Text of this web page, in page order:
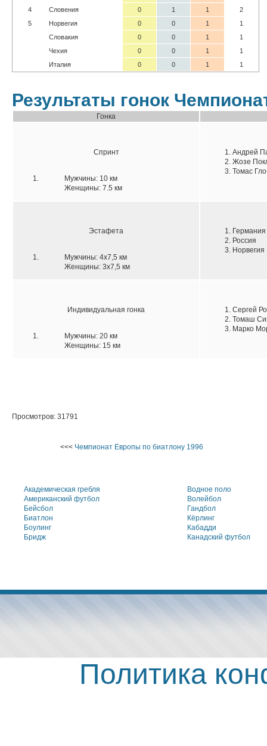
4
Словения 0 1 1
2
5
Норвегия 0 0 1
1
Словакия
0 0 1
1
Чехия
0 0 1
1
Италия
0 0 1 1
Результаты гонок
Гонка
Спринт
Мужчины: 10 км
Женщины: 7.5 км
1. Андрей
2. Жозе
3. Томас
Эстафета
Мужчины: 4х7,5 км
Женщины: 3х7,5 км
1. Германия
2. Россия
3. Норвегия
Индивидуальная гонка
Мужчины: 20 км
Женщины: 15 км
1. Сергей
2. Томаш
3. Марко
Просмотров: 31791
<<< Чемпионат Европы по биатлону 1996
Академическая гребля
Американский футбол
Бейсбол
Биатлон
Боулинг
Бридж
Водное поло
Волейбол
Гандбол
Кёрлинг
Кабадди
Канадский футбол
Политика